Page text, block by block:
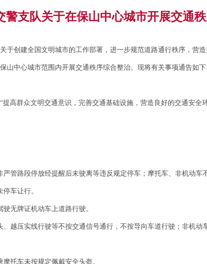
警支队关于在保山中心城市开展交通
于创建全国文明城市的工作部署，进一步规范道路通行秩序，营
山中心城市范围内开展交通秩序综合整治。现将有关事项通告如下:
高群众文明交通意识，完善交通基础设施，营造良好的交通安全
管路段停放经提醒后未驶离等违反规定停车；摩托车、非机动车
车让行。
无牌证机动车上道路行驶。
越压实线行驶等不按交通信号通行，不按导向车道行驶；非机
托车未按规定佩戴安全头盔。